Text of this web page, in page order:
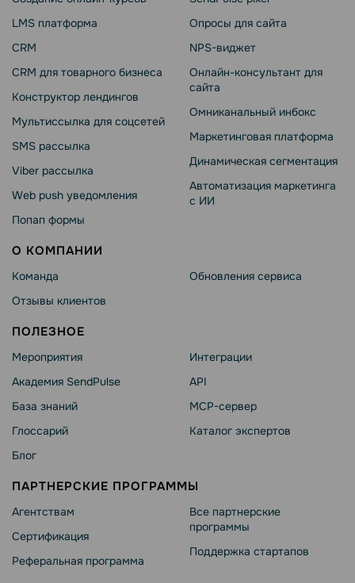
LMS платформа
CRM
CRM для товарного бизнеса
Конструктор лендингов
Мультиссылка для соцсетей
SMS рассылка
Viber рассылка
Web push уведомления
Попап формы
Опросы для сайта
NPS-виджет
Онлайн-консультант для
сайта
Омниканальный инбокс
Маркетинговая платформа
Динамическая сегментация
Автоматизация маркетинга
с ИИ
О КОМПАНИИ
Команда
Отзывы клиентов
Обновления сервиса
ПОЛЕЗНОЕ
Мероприятия
Академия SendPulse
База знаний
Глоссарий
Блог
Интеграции
API
MCP-сервер
Каталог экспертов
ПАРТНЕРСКИЕ ПРОГРАММЫ
Агентствам
Сертификация
Реферальная программа
Все партнерские
программы
Поддержка стартапов